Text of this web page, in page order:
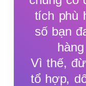
tích phù
số bạn
Vì thế,
tổ hợp,